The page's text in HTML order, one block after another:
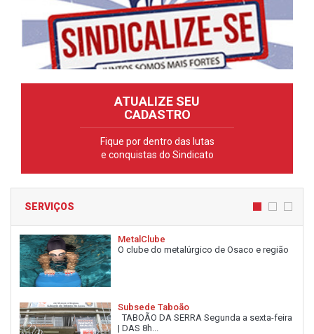
ATUALIZE SEU
CADASTRO
Fique por dentro das lutas
e conquistas do Sindicato
SERVIÇOS
MetalClube
O clube do metalúrgico de Osaco e região
Subsede Taboão
TABOÃO DA SERRA Segunda a sexta-feira
| DAS 8h...